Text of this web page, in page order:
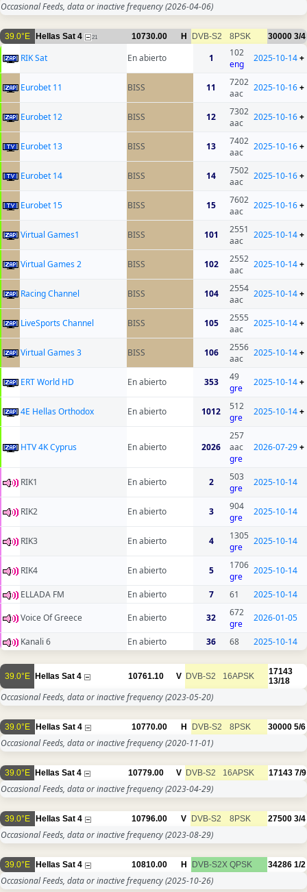
Occasional Feeds, data or inactive frequency(2026-04-06)
39.0°E Hellas Sat 4 21 10730.00 H DVB-S2 8PSK 30000 3/4
RIK Sat En abierto 1
102
eng
2025-10-14+
Eurobet 11 BISS 11
7202
aac
2025-10-16+
Eurobet 12 BISS 12
7302
aac
2025-10-16+
Eurobet 13 BISS 13
7402
aac
2025-10-16+
Eurobet 14 BISS 14
7502
aac
2025-10-16+
Eurobet 15 BISS 15
7602
aac
2025-10-16+
Virtual Games1 BISS 101
2551
aac
2025-10-14+
Virtual Games 2 BISS 102
2552
aac
2025-10-14+
Racing Channel BISS 104
2554
aac
2025-10-14+
LiveSports Channel BISS 105
2555
aac
2025-10-14+
Virtual Games 3 BISS 106
2556
aac
2025-10-14+
ERT World HD En abierto 353
49
gre
2025-10-14+
4E Hellas Orthodox En abierto 1012
512
gre
2025-10-14+
HTV 4K Cyprus En abierto 2026
257
aac
gre
2026-07-29+
RIK1 En abierto 2
503
gre
2025-10-14
RIK2 En abierto 3
904
gre
2025-10-14
RIK3 En abierto 4
1305
gre
2025-10-14
RIK4 En abierto 5
1706
gre
2025-10-14
ELLADA FM En abierto 7 61
2025-10-14
Voice Of Greece
En abierto 32
672
gre
2026-01-05
Kanali 6 En abierto 36 68 2025-10-14
39.0°E Hellas Sat 4 10761.10 V DVB-S2 16APSK
17143
13/18
Occasional Feeds, data or inactive frequency(2023-05-20)
39.0°E Hellas Sat 4 10770.00 H DVB-S2 8PSK 30000 5/6
Occasional Feeds, data or inactive frequency(2020-11-01)
39.0°E Hellas Sat 4 10779.00 V DVB-S2 16APSK 17143 7/9
Occasional Feeds, data or inactive frequency(2023-04-29)
39.0°E Hellas Sat 4 10796.00 V DVB-S2 8PSK 27500 3/4
Occasional Feeds, data or inactive frequency(2023-08-29)
39.0°E Hellas Sat 4 10810.00 H DVB-S2X QPSK 34286 1/2
Occasional Feeds, data or inactive frequency(2025-10-26)